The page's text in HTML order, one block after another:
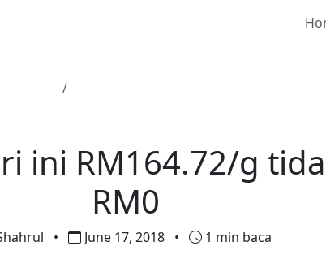
ini RM164.72/g
RM0
• June 17, 2018 • 1 min baca